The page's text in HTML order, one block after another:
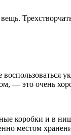
— это очень
коробки и в
местом